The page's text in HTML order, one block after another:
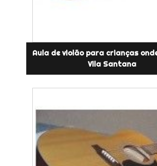
Aula de violão para crianças
Vila Santana